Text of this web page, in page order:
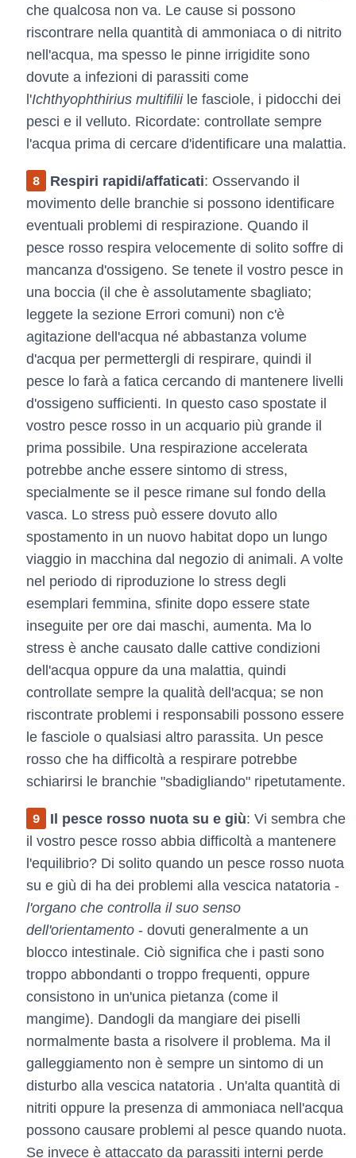
che qualcosa non va. Le cause si possono
riscontrare nella quantità di ammoniaca o di nitrito
nell'acqua, ma spesso le pinne irrigidite sono
dovute a infezioni di parassiti come
l'Ichthyophthirius multifiliile fasciole, i pidocchi dei
pesci e il velluto. Ricordate: controllate sempre
l'acqua prima di cercare d'identificare una malattia.
Respiri rapidi/affaticati: Osservando il
movimento delle branchie si possono identificare
eventuali problemi di respirazione. Quando il
pesce rosso respira velocemente di solito soffre di
mancanza d'ossigeno. Se tenete il vostro pesce in
una boccia (il che è assolutamente sbagliato;
leggete la sezione Errori comuni) non c'è
agitazione dell'acqua né abbastanza volume
d'acqua per permettergli di respirare, quindi il
pesce lo farà a fatica cercando di mantenere livelli
d'ossigeno sufficienti. In questo caso spostate il
vostro pesce rosso in un acquario più grande il
prima possibile. Una respirazione accelerata
potrebbe anche essere sintomo di stress,
specialmente se il pesce rimane sul fondo della
vasca. Lo stress può essere dovuto allo
spostamento in un nuovo habitat dopo un lungo
viaggio in macchina dal negozio di animali. A volte
nel periodo di riproduzione lo stress degli
esemplari femmina, sfinite dopo essere state
inseguite per ore dai maschi, aumenta. Ma lo
stress è anche causato dalle cattive condizioni
dell'acqua oppure da una malattia, quindi
controllate sempre la qualità dell'acqua; se non
riscontrate problemi i responsabili possono essere
le fasciole o qualsiasi altro parassita. Un pesce
rosso che ha difficoltà a respirare potrebbe
schiarirsi le branchie "sbadigliando" ripetutamente.
Il pesce rosso nuota su e giù: Vi sembra che
il vostro pesce rosso abbia difficoltà a mantenere
l'equilibrio? Di solito quando un pesce rosso nuota
su e giù di ha dei problemi alla vescica natatoria -
l'organo che controlla il suo senso
dell'orientamento- dovuti generalmente a un
blocco intestinale. Ciò significa che i pasti sono
troppo abbondanti o troppo frequenti, oppure
consistono in un'unica pietanza (come il
mangime). Dandogli da mangiare dei piselli
normalmente basta a risolvere il problema. Ma il
galleggiamento non è sempre un sintomo di un
disturbo alla vescica natatoria . Un'alta quantità di
nitriti oppure la presenza di ammoniaca nell'acqua
possono causare problemi al pesce quando nuota.
Se invece è attaccato da parassiti interni perde